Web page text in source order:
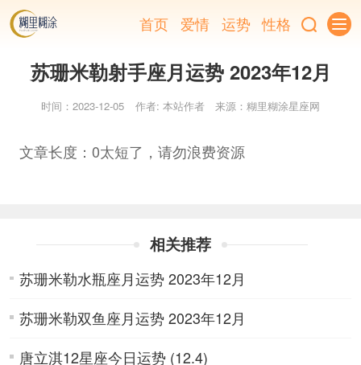
首页 爱情 运势 性格
苏珊米勒射手座月运势 2023年12月
时间：2023-12-05 作者: 本站作者 来源：糊里糊涂星座网
文章长度：0太短了，请勿浪费资源
相关推荐
苏珊米勒水瓶座月运势 2023年12月
苏珊米勒双鱼座月运势 2023年12月
唐立淇12星座今日运势 (12.4)